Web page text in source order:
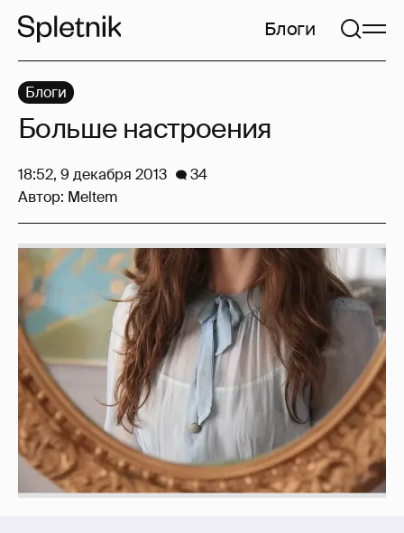
Блоги
Блоги
Больше настроения
18:52, 9 декабря 2013
34
Автор: Meltem